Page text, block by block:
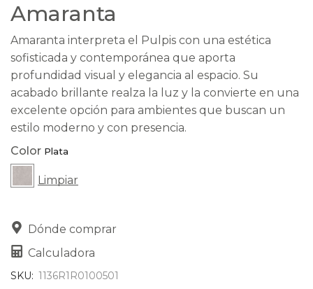
Amaranta
Amaranta interpreta el Pulpis con una estética
sofisticada y contemporánea que aporta
profundidad visual y elegancia al espacio. Su
acabado brillante realza la luz y la convierte en una
excelente opción para ambientes que buscan un
estilo moderno y con presencia.
Color
Limpiar
Dónde comprar
Calculadora
SKU: 1136R1R0100501